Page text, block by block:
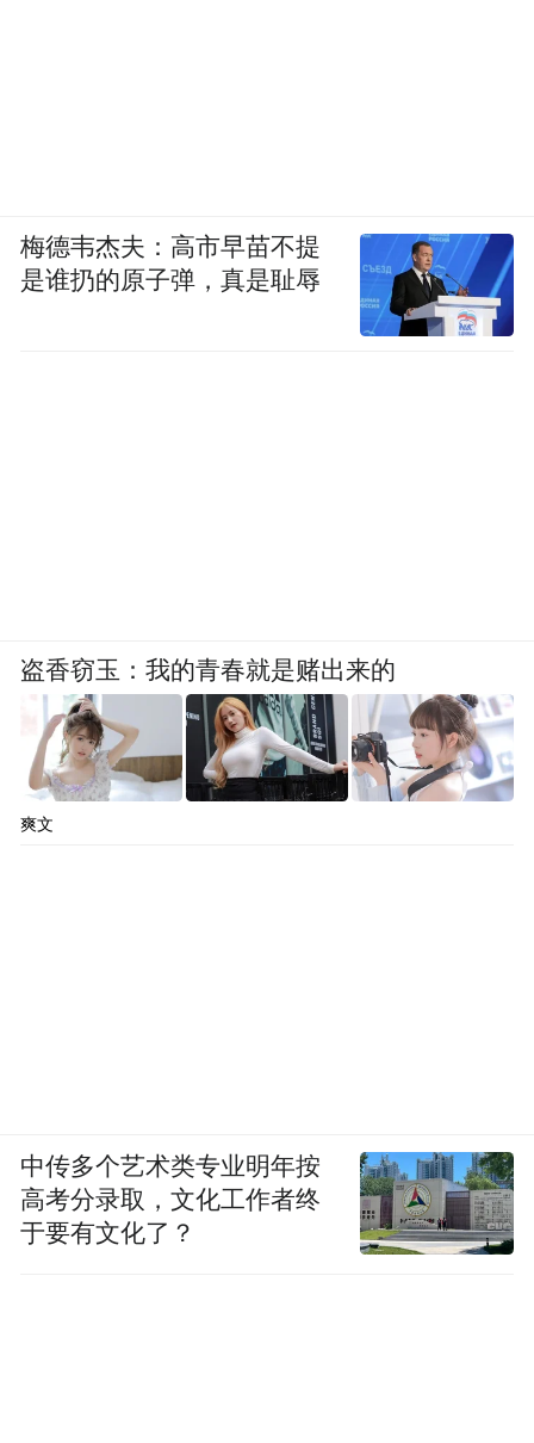
梅德韦杰夫：高市早苗不提
是谁扔的原子弹，真是耻辱
盗香窃玉：我的青春就是赌出来的
爽文
中传多个艺术类专业明年按
高考分录取，文化工作者终
于要有文化了？